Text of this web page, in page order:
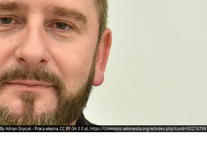
By Adrian Grycuk - Praca własna, CC BY-SA 3.0 pl, https://commons.wikimedia.org/w/index.php?curid=50274796